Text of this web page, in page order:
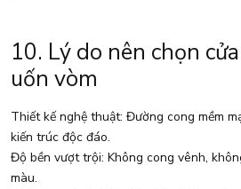
10. Lý do nên chọn
uốn vòm
Thiết kế nghệ thuật: Đường cong mềm
kiến trúc độc đáo.
Độ bền vượt trội: Không cong vênh,
màu.